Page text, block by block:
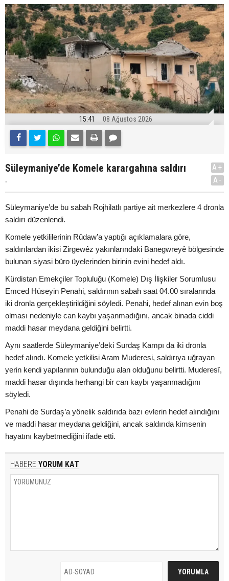
15:41 08 Ağustos 2026
Süleymaniye’de Komele karargahına saldırı
.
A+
A-
Süleymaniye’de bu sabah Rojhilatlı partiye ait merkezlere 4 dronla
saldırı düzenlendi.
Komele yetkililerinin Rûdaw’a yaptığı açıklamalara göre,
saldırılardan ikisi Zirgewêz yakınlarındaki Banegwreyê bölgesinde
bulunan siyasi büro üyelerinden birinin evini hedef aldı.
Kürdistan Emekçiler Topluluğu (Komele) Dış İlişkiler Sorumlusu
Emced Hüseyin Penahi, saldırının sabah saat 04.00 sıralarında
iki dronla gerçekleştirildiğini söyledi. Penahi, hedef alınan evin boş
olması nedeniyle can kaybı yaşanmadığını, ancak binada ciddi
maddi hasar meydana geldiğini belirtti.
Aynı saatlerde Süleymaniye’deki Surdaş Kampı da iki dronla
hedef alındı. Komele yetkilisi Aram Muderesi, saldırıya uğrayan
yerin kendi yapılarının bulunduğu alan olduğunu belirtti. Muderesî,
maddi hasar dışında herhangi bir can kaybı yaşanmadığını
söyledi.
Penahi de Surdaş’a yönelik saldırıda bazı evlerin hedef alındığını
ve maddi hasar meydana geldiğini, ancak saldırıda kimsenin
hayatını kaybetmediğini ifade etti.
HABERE YORUM KAT